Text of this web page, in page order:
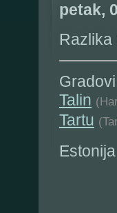
petak,
Razlika
Talin
Tartu